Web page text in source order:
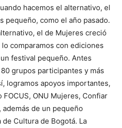
hacemos el alternativo, el
pequeño, como el año pasado.
el de Mujeres creció
comparamos con ediciones
festival pequeño. Antes
grupos participantes y más
logramos apoyos importantes,
ONU Mujeres, Confiar
además de un pequeño
Cultura de Bogotá. La